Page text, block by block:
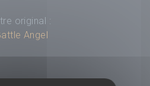
original :
Angel
Budget :